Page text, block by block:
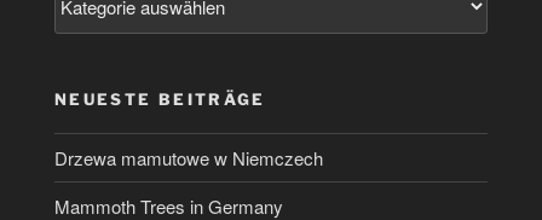
NEUESTE BEITRÄGE
Drzewa mamutowe w Niemczech
Mammoth Trees in Germany